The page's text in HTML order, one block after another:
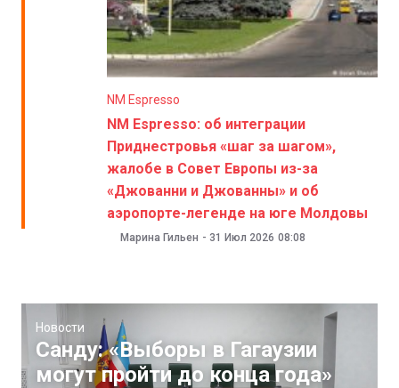
NM Espresso
NM Espresso: об интеграции
Приднестровья «шаг за шагом»,
жалобе в Совет Европы из-за
«Джованни и Джованны» и об
аэропорте-легенде на юге Молдовы
Марина Гильен - 31 Июл 2026 08:08
Новости
Санду: «Выборы в Гагаузии
могут пройти до конца года»